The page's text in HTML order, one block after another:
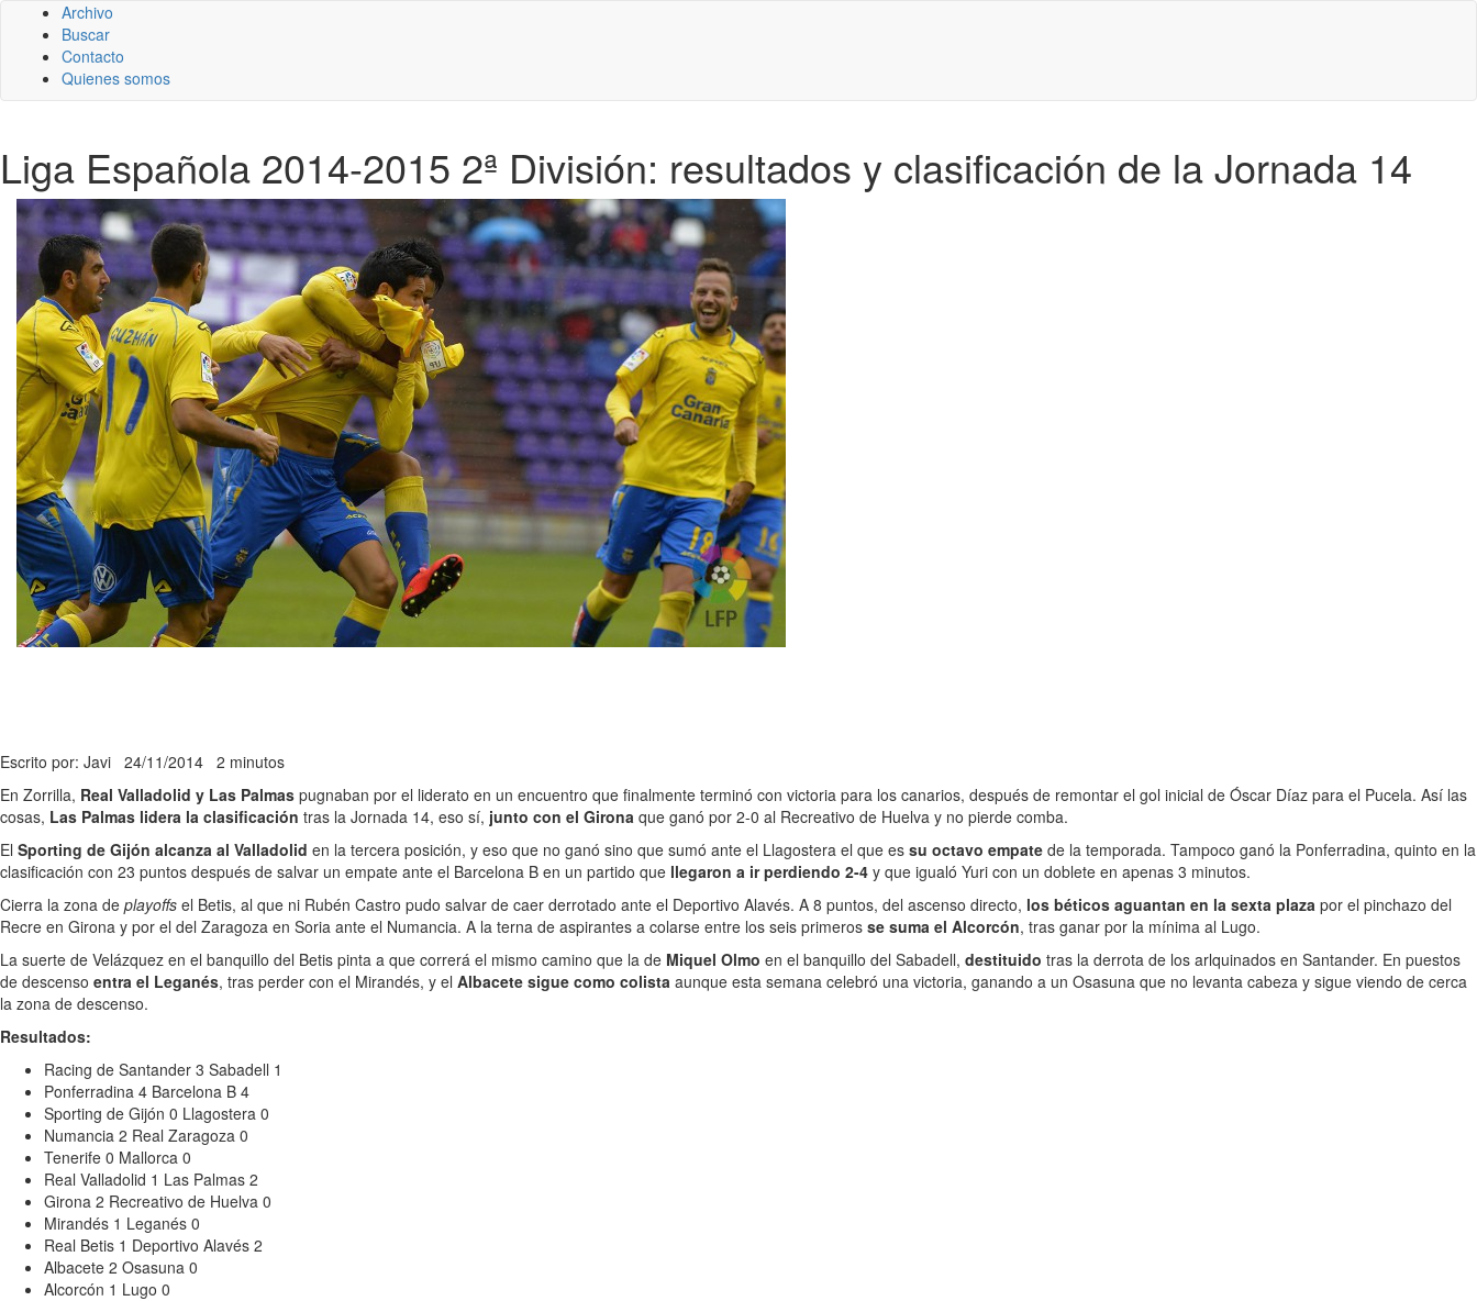
Archivo
Buscar
Contacto
Quienes somos
Liga Española 2014-2015 2ª División: resultados y clasificación de la Jornada 14
Escrito por: Javi 24/11/2014 2 minutos
En Zorrilla, Real Valladolid y Las Palmas pugnaban por el liderato en un encuentro que finalmente terminó con victoria para los canarios, después de remontar el gol inicial de Óscar Díaz para el Pucela. Así las
cosas, Las Palmas lidera la clasificación tras la Jornada 14, eso sí, junto con el Girona que ganó por 2-0 al Recreativo de Huelva y no pierde comba.
El Sporting de Gijón alcanza al Valladolid en la tercera posición, y eso que no ganó sino que sumó ante el Llagostera el que es su octavo empate de la temporada. Tampoco ganó la Ponferradina, quinto en la
clasificación con 23 puntos después de salvar un empate ante el Barcelona B en un partido que llegaron a ir perdiendo 2-4 y que igualó Yuri con un doblete en apenas 3 minutos.
Cierra la zona de playoffs el Betis, al que ni Rubén Castro pudo salvar de caer derrotado ante el Deportivo Alavés. A 8 puntos, del ascenso directo, los béticos aguantan en la sexta plaza por el pinchazo del
Recre en Girona y por el del Zaragoza en Soria ante el Numancia. A la terna de aspirantes a colarse entre los seis primeros se suma el Alcorcón, tras ganar por la mínima al Lugo.
La suerte de Velázquez en el banquillo del Betis pinta a que correrá el mismo camino que la de Miquel Olmo en el banquillo del Sabadell, destituido tras la derrota de los arlquinados en Santander. En puestos
de descenso entra el Leganés, tras perder con el Mirandés, y el Albacete sigue como colista aunque esta semana celebró una victoria, ganando a un Osasuna que no levanta cabeza y sigue viendo de cerca
la zona de descenso.
Resultados:
Racing de Santander 3 Sabadell 1
Ponferradina 4 Barcelona B 4
Sporting de Gijón 0 Llagostera 0
Numancia 2 Real Zaragoza 0
Tenerife 0 Mallorca 0
Real Valladolid 1 Las Palmas 2
Girona 2 Recreativo de Huelva 0
Mirandés 1 Leganés 0
Real Betis 1 Deportivo Alavés 2
Albacete 2 Osasuna 0
Alcorcón 1 Lugo 0